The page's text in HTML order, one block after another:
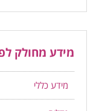
מידע מחולק
מידע כללי